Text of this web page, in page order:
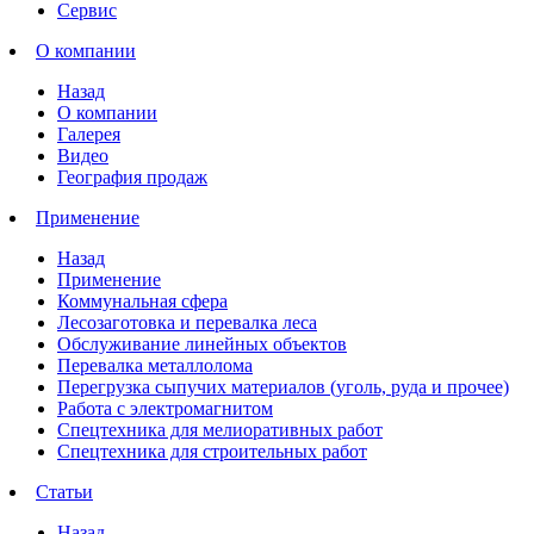
Сервис
О компании
Назад
О компании
Галерея
Видео
География продаж
Применение
Назад
Применение
Коммунальная сфера
Лесозаготовка и перевалка леса
Обслуживание линейных объектов
Перевалка металлолома
Перегрузка сыпучих материалов (уголь, руда и прочее)
Работа с электромагнитом
Спецтехника для мелиоративных работ
Спецтехника для строительных работ
Статьи